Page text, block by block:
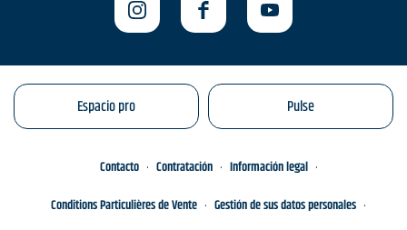
Espacio pro Pulse
Contacto Contratación
Información legal
Conditions Particulières de Vente
Gestión de sus datos personales